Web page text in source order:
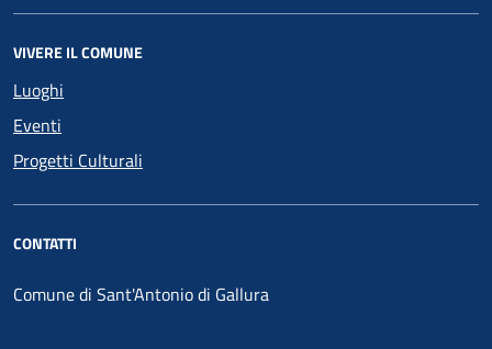
VIVERE IL COMUNE
Luoghi
Eventi
Progetti Culturali
CONTATTI
Comune di Sant'Antonio di Gallura